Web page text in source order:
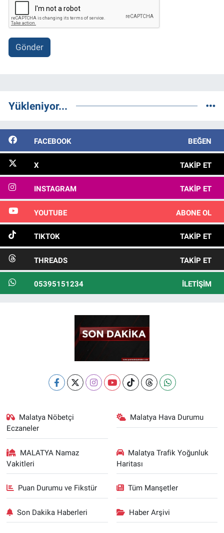
Gönder
Yükleniyor...
FACEBOOK BEĞEN
X TAKIP ET
INSTAGRAM TAKIP ET
YOUTUBE ABONE OL
TIKTOK TAKIP ET
THREADS TAKIP ET
05395151234 İLETIŞIM
Malatya Nöbetçi
Eczaneler
Malatya Hava Durumu
MALATYA Namaz
Vakitleri
Malatya Trafik Yoğunluk
Haritası
Puan Durumu ve Fikstür Tüm Manşetler
Son Dakika Haberleri Haber Arşivi